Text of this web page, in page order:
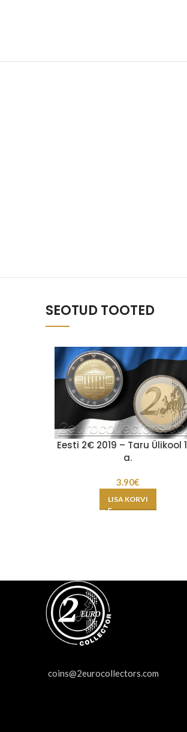
SEOTUD TOOTED
Eesti 2€ 2019 – Taru Ülikool
a.
3.90€
LISA KORVI
coins@2eurocollectors.com